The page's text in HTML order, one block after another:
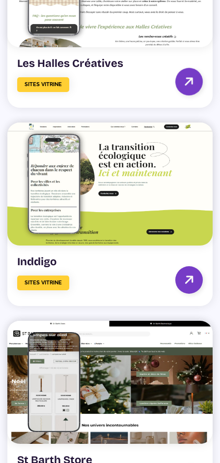
Les Halles Créatives
SITES VITRINE
Inddigo
SITES VITRINE
St Barth Store